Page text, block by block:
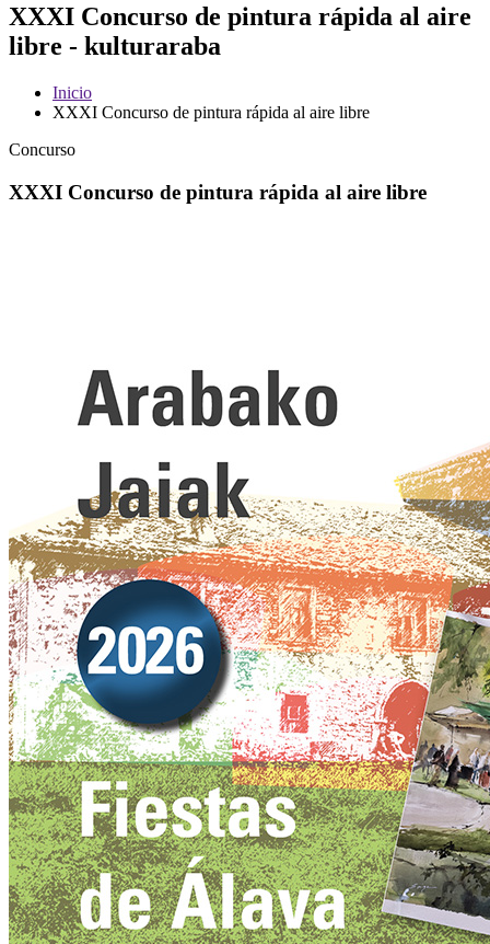
XXXI Concurso de pintura rápida al aire
libre - kulturaraba
Inicio
XXXI Concurso de pintura rápida al aire libre
Concurso
XXXI Concurso de pintura rápida al aire libre